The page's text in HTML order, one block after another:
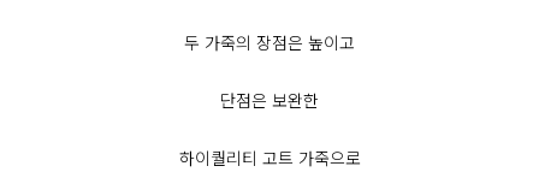
두 가죽의 장점은 높이고
단점은 보완한
하이퀄리티 고트 가죽으로